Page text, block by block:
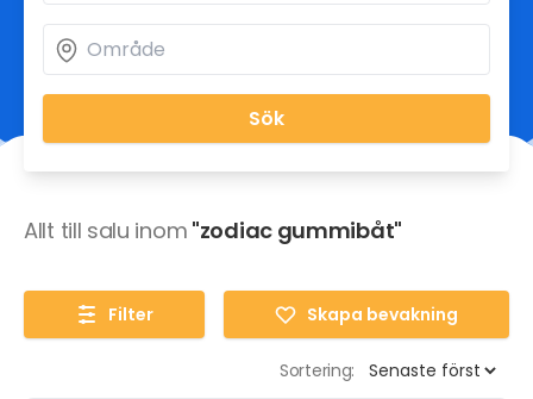
Sök
Allt till salu inom "zodiac gummibåt"
Filter Skapa bevakning
Sortering: